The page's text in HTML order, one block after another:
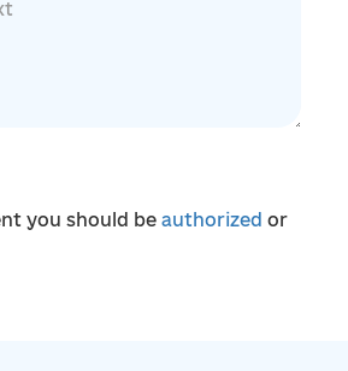
you should be authorized or